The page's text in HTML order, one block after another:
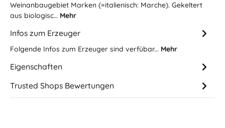
Weinanbaugebiet Marken (=italienisch: Marche). Gekeltert
aus biologisc… Mehr
Infos zum Erzeuger
Folgende Infos zum Erzeuger sind verfübar... Mehr
Eigenschaften
Trusted Shops Bewertungen